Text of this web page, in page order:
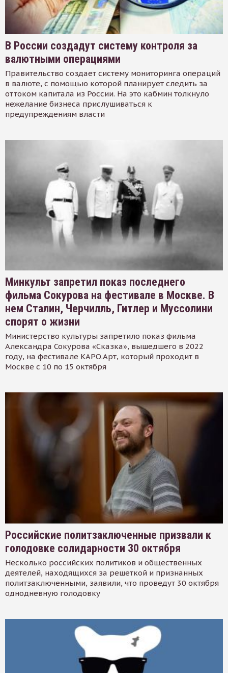
В России создадут систему контроля за
валютными операциями
Правительство создает систему мониторинга операций
в валюте, с помощью которой планирует следить за
оттоком капитала из России. На это кабмин толкнуло
нежелание бизнеса прислушиваться к
предупреждениям власти
Минкульт запретил показ последнего
фильма Сокурова на фестивале в Москве. В
нем Сталин, Черчилль, Гитлер и Муссолини
спорят о жизни
Министерство культуры запретило показ фильма
Александра Сокурова «Сказка», вышедшего в 2022
году, на фестивале КАРО.Арт, который проходит в
Москве с 10 по 15 октября
Российские политзаключенные призвали к
голодовке солидарности 30 октября
Несколько российских политиков и общественных
деятелей, находящихся за решеткой и признанных
политзаключенными, заявили, что проведут 30 октября
однодневную голодовку